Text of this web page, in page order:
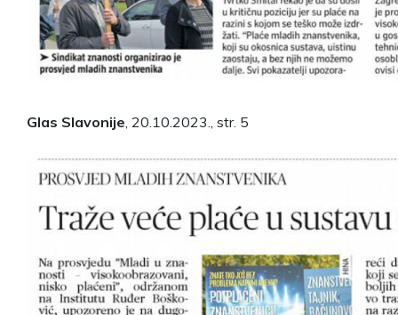
Glas Slavonije , 20.10.2023., str. 5